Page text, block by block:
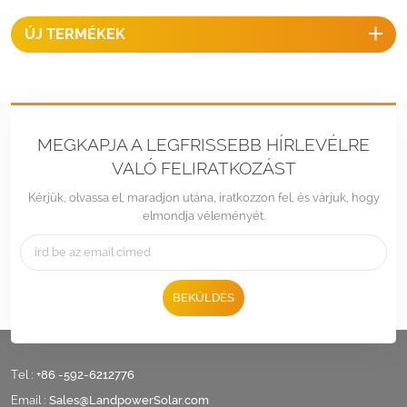
felszereléséhez.
ÚJ TERMÉKEK
MEGKAPJA A LEGFRISSEBB HÍRLEVÉLRE
VALÓ FELIRATKOZÁST
Kérjük, olvassa el, maradjon utána, iratkozzon fel, és várjuk, hogy
elmondja véleményét.
BEKÜLDÉS
Tel : +86 -592-6212776
Email : Sales@LandpowerSolar.com